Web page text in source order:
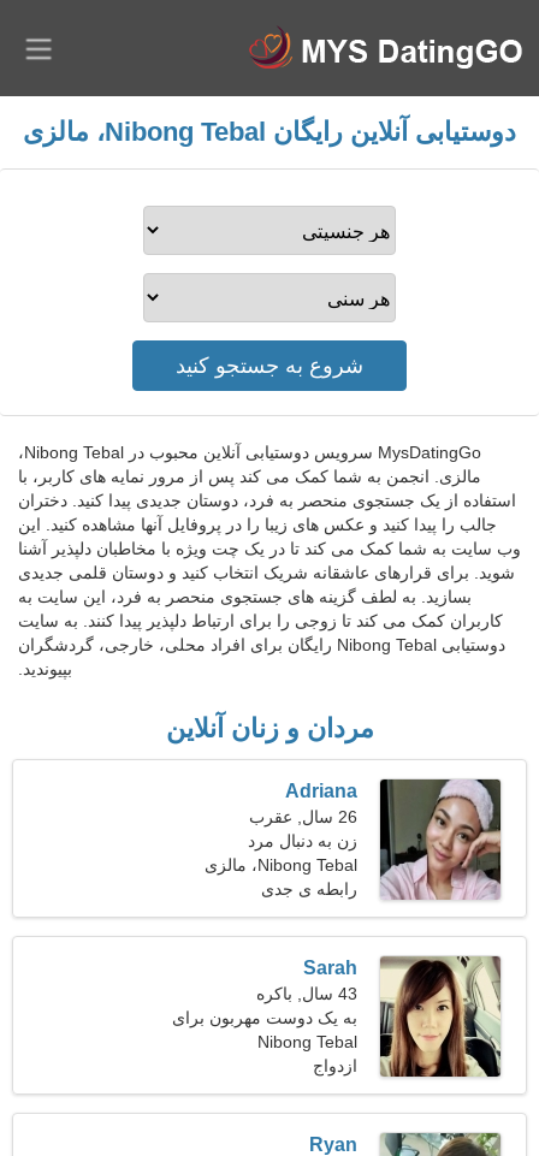
دوستیابی آنلاین رایگان Nibong Tebal، مالزی
MysDatingGo سرویس دوستیابی آنلاین محبوب در Nibong Tebal،
مالزی. انجمن به شما کمک می کند پس از مرور نمایه های کاربر، با
استفاده از یک جستجوی منحصر به فرد، دوستان جدیدی پیدا کنید. دختران
جالب را پیدا کنید و عکس های زیبا را در پروفایل آنها مشاهده کنید. این
وب سایت به شما کمک می کند تا در یک چت ویژه با مخاطبان دلپذیر آشنا
شوید. برای قرارهای عاشقانه شریک انتخاب کنید و دوستان قلمی جدیدی
بسازید. به لطف گزینه های جستجوی منحصر به فرد، این سایت به
کاربران کمک می کند تا زوجی را برای ارتباط دلپذیر پیدا کنند. به سایت
دوستیابی Nibong Tebal رایگان برای افراد محلی، خارجی، گردشگران
بپیوندید.
مردان و زنان آنلاین
Adriana
26 سال, عقرب
زن به دنبال مرد
Nibong Tebal، مالزی
رابطه ی جدی
Sarah
43 سال, باکره
به یک دوست مهربون برای
قدم زدن با هم نیاز دارم
Nibong Tebal
ازدواج
Ryan